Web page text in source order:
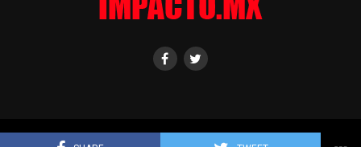
©2025 IMPACTO El Diario. Todos los Derechos Reservados.